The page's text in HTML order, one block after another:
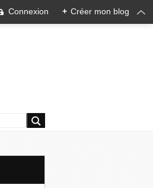
Connexion + Créer mon blog